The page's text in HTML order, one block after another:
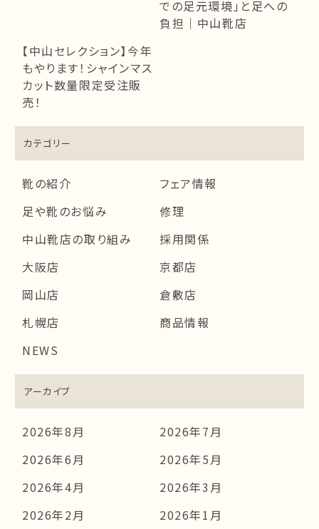
での足元環境」と足への
負担｜中山靴店
【中山セレクション】今年
もやります！シャインマス
カット数量限定受注販
売！
カテゴリー
靴の紹介
フェア情報
足や靴のお悩み
修理
中山靴店の取り組み
採用関係
大阪店
京都店
岡山店
倉敷店
札幌店
商品情報
NEWS
アーカイブ
2026年8月
2026年7月
2026年6月
2026年5月
2026年4月
2026年3月
2026年2月
2026年1月